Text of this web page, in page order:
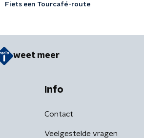
Fiets een Tourcafé-route
weet meer
Info
Contact
Veelgestelde vragen